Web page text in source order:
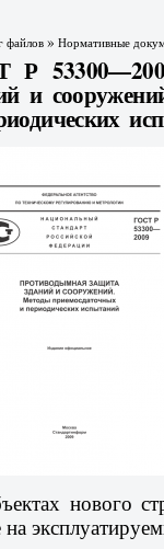
файлов »Нормативные
Р
и
нового
на